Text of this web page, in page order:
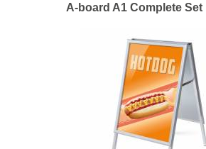
A-board A1 Complete Set